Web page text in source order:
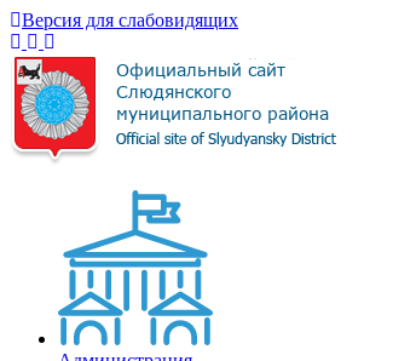
Версия для слабовидящих